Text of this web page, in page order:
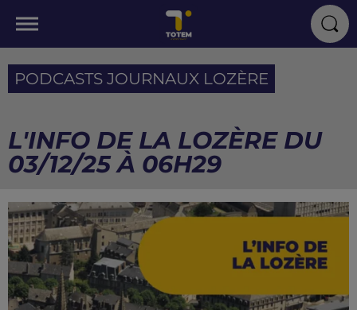
PODCASTS JOURNAUX LOZÈRE
L'INFO DE LA LOZÈRE DU
03/12/25 À 06H29